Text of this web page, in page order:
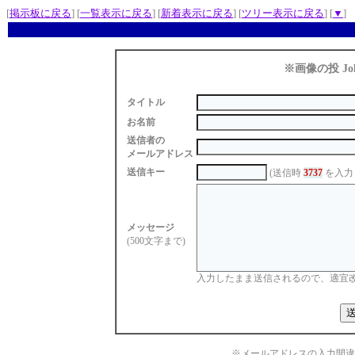
[掲示板に戻る] [一覧表示に戻る] [新着表示に戻る] [ツリー表示に戻る] [▼ ]
※画像の投
タイトル
お名前
送信者の
メールアドレス
送信キー
(送信時 3737を入力
メッセージ
(500文字まで)
入力したまま送信されるので、適宜